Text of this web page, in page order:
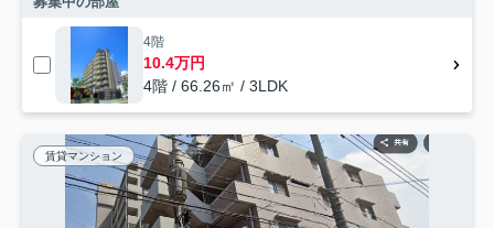
4階
10.4万円
4階 / 66.26㎡ / 3LDK
賃貸マンション